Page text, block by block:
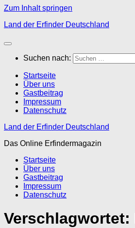
Zum Inhalt springen
Land der Erfinder Deutschland
Suchen nach:
Startseite
Über uns
Gastbeitrag
Impressum
Datenschutz
Land der Erfinder Deutschland
Das Online Erfindermagazin
Startseite
Über uns
Gastbeitrag
Impressum
Datenschutz
Verschlagwortet: